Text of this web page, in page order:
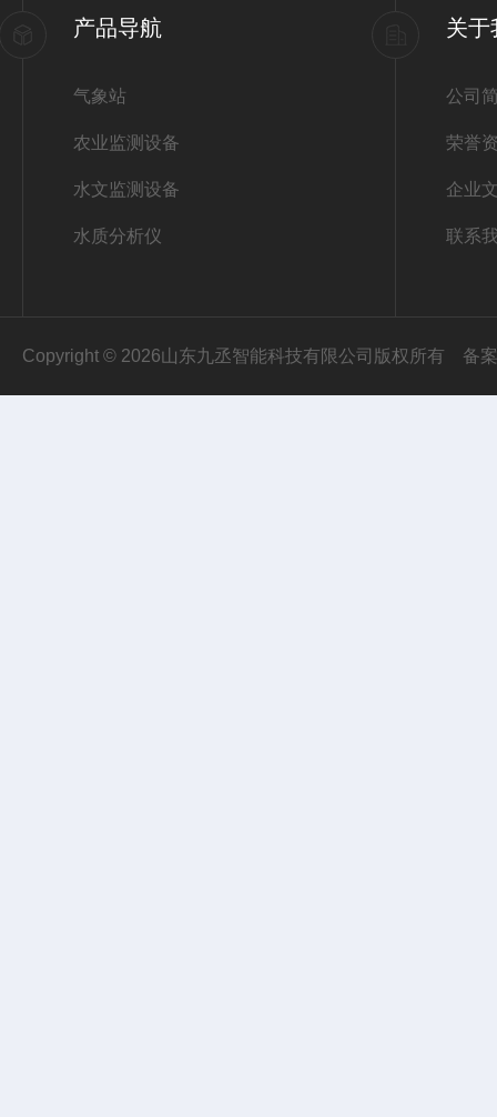
产品导航
气象站
农业监测设备
水文监测设备
水质分析仪
关于
公司
荣誉
企业
联系
Copyright © 2026山东九丞智能科技有限公司版权所有 备